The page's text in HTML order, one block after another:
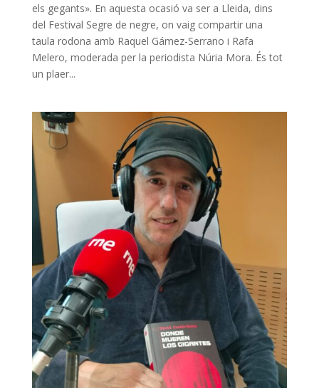
els gegants». En aquesta ocasió va ser a Lleida, dins
del Festival Segre de negre, on vaig compartir una
taula rodona amb Raquel Gámez-Serrano i Rafa
Melero, moderada per la periodista Núria Mora. És tot
un plaer...